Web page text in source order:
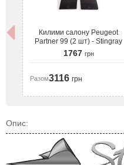
Килими салону Peugeot
Partner 99 (2 шт) - Stingray
1767 грн
Разом3116 грн
Опис: